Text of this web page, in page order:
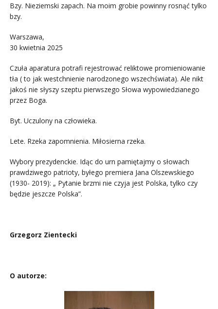
Bzy. Nieziemski zapach. Na moim grobie powinny rosnąć tylko
bzy.
Warszawa,
30 kwietnia 2025
Czuła aparatura potrafi rejestrować reliktowe promieniowanie
tła ( to jak westchnienie narodzonego wszechświata). Ale nikt
jakoś nie słyszy szeptu pierwszego Słowa wypowiedzianego
przez Boga.
Byt. Uczulony na człowieka.
Lete. Rzeka zapomnienia. Miłosierna rzeka.
Wybory prezydenckie. Idąc do urn pamiętajmy o słowach
prawdziwego patrioty, byłego premiera Jana Olszewskiego
(1930- 2019): „ Pytanie brzmi nie czyja jest Polska, tylko czy
będzie jeszcze Polska”.
Grzegorz Zientecki
O autorze: